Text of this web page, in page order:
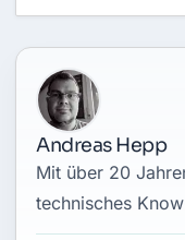
Andreas Hepp
Mit über 20
technisches